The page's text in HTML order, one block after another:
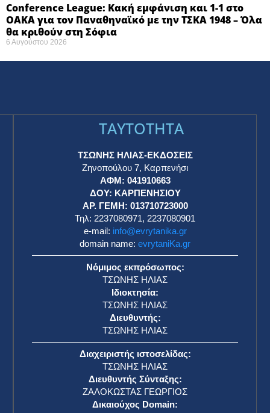
Conference League: Κακή εμφάνιση και 1-1 στο
ΟΑΚΑ για τον Παναθηναϊκό με την ΤΣΚΑ 1948 – Όλα
θα κριθούν στη Σόφια ​
6 Αυγούστου 2026
TAYTOTHTA
ΤΣΩΝΗΣ ΗΛΙΑΣ-ΕΚΔΟΣΕΙΣ
Ζηνοπούλου 7, Καρπενήσι
ΑΦΜ: 041910663
ΔΟΥ: ΚΑΡΠΕΝΗΣΙΟΥ
ΑΡ. ΓΕΜΗ: 013710723000
Τηλ: 2237080971, 2237080901
e-mail: info@evrytanika.gr
domain name: evrytaniKa.gr
Νόμιμος εκπρόσωπος:
ΤΣΩΝΗΣ ΗΛΙΑΣ
Ιδιοκτησία:
ΤΣΩΝΗΣ ΗΛΙΑΣ
Διευθυντής:
ΤΣΩΝΗΣ ΗΛΙΑΣ
Διαχειριστής ιστοσελίδας:
ΤΣΩΝΗΣ ΗΛΙΑΣ
Διευθυντής Σύνταξης:
ΖΑΛΟΚΩΣΤΑΣ ΓΕΩΡΓΙΟΣ
Δικαιούχος Domain: